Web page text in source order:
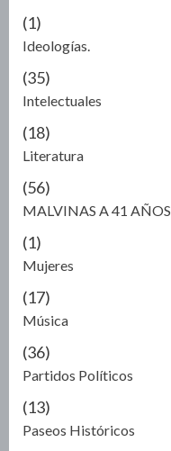
(1)
Ideologías.
(35)
Intelectuales
(18)
Literatura
(56)
MALVINAS A 41 AÑOS
(1)
Mujeres
(17)
Música
(36)
Partidos Políticos
(13)
Paseos Históricos